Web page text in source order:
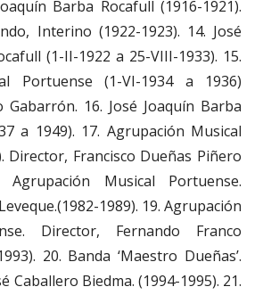
Barba Rocafull (1916-1921).
Interino (1922-1923). 14. José
(1-II-1922 a 25-VIII-1933). 15.
Portuense (1-VI-1934 a 1936)
16. José Joaquín Barba
a 1949). 17. Agrupación Musical
Director, Francisco Dueñas Piñero
Agrupación Musical Portuense.
1989). 19. Agrupación
Director, Fernando Franco
20. Banda ‘Maestro Dueñas’.
Caballero Biedma. (1994-1995). 21.